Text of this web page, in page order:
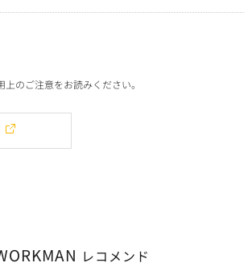
のご注意をお読みください。
レコメンド